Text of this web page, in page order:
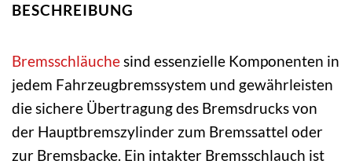
BESCHREIBUNG
Bremsschläuche sind essenzielle Komponenten in
jedem Fahrzeugbremssystem und gewährleisten
die sichere Übertragung des Bremsdrucks von
der Hauptbremszylinder zum Bremssattel oder
zur Bremsbacke. Ein intakter Bremsschlauch ist